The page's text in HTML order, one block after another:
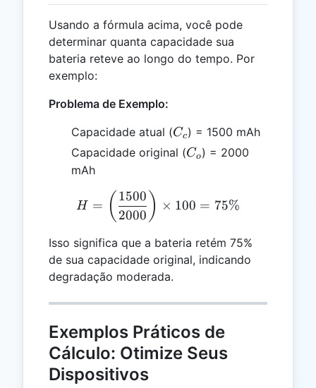
Usando a fórmula acima, você pode
determinar quanta capacidade sua
bateria reteve ao longo do tempo. Por
exemplo:
Problema de Exemplo:
Capacidade atual (C_c
Cc) = 1500 mAh
Capacidade original (C_o
Co) = 2000
mAh
H =
H = ( 2000
1500 ) × 100 = 75%
Isso significa que a bateria retém 75%
de sua capacidade original, indicando
degradação moderada.
Exemplos Práticos de
Cálculo: Otimize Seus
Dispositivos